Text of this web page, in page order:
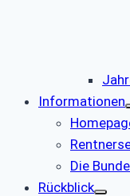
Informationen
Die
Rückblick